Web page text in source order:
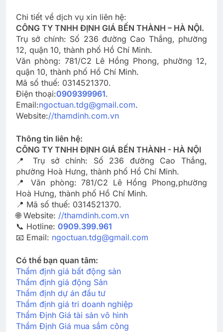
Chi tiết về dịch vụ xin liên hệ:
CÔNG TY TNHH ĐỊNH GIÁ BẾN THÀNH – HÀ NỘI.
Trụ sở chính: Số 236 đường Cao Thắng, phường
12, quận 10, thành phố Hồ Chí Minh.
Văn phòng: 781/C2 Lê Hồng Phong, phường 12,
quận 10, thành phố Hồ Chí Minh.
Mã số thuế: 0314521370.
Điện thoại:0909399961.
Email:ngoctuan.tdg@gmail.com.
Website://thamdinh.com.vn
Thông tin liên hệ:
CÔNG TY TNHH ĐỊNH GIÁ BẾN THÀNH - HÀ NỘI
📍 Trụ sở chính: Số 236 đường Cao Thắng,
phường Hoà Hưng, thành phố Hồ Chí Minh.
📍 Văn phòng: 781/C2 Lê Hồng Phong,phường
Hoà Hưng, thành phố Hồ Chí Minh.
📍 Mã số thuế: 0314521370.
🌐 Website: //thamdinh.com.vn
📞 Hotline: 0909.399.961
📧 Email: ngoctuan.tdg@gmail.com
Có thể bạn quan tâm:
Thẩm định giá bất động sản
Thẩm định giá động Sản
Thẩm định dự án đầu tư
Thẩm định giá tri doanh nghiệp
Thẩm Định Giá tài sản vô hình
Thẩm Định Giá mua sắm công